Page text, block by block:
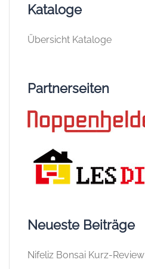
Kataloge
Übersicht Kataloge
Partnerseiten
Neueste Beiträge
Nifeliz Bonsai Kurz-Review